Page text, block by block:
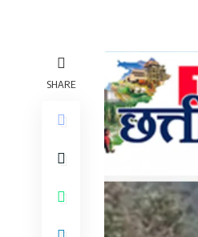
SHARE